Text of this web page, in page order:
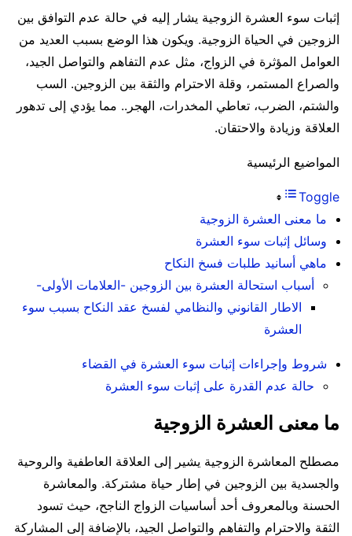
إثبات سوء العشرة الزوجية يشار إليه في حالة عدم التوافق بين
الزوجين في الحياة الزوجية. ويكون هذا الوضع بسبب العديد من
العوامل المؤثرة في الزواج، مثل عدم التفاهم والتواصل الجيد،
والصراع المستمر، وقلة الاحترام والثقة بين الزوجين. السب
والشتم، الضرب، تعاطي المخدرات، الهجر.. مما يؤدي إلى تدهور
العلاقة وزيادة والاحتقان.
المواضيع الرئيسية
Toggle
ما معنى العشرة الزوجية
وسائل إثبات سوء العشرة
ماهي أسانيد طلبات فسخ النكاح
أسباب استحالة العشرة بين الزوجين -العلامات الأولى-
الاطار القانوني والنظامي لفسخ عقد النكاح بسبب سوء
العشرة
شروط وإجراءات إثبات سوء العشرة في القضاء
حالة عدم القدرة على إثبات سوء العشرة
ما معنى العشرة الزوجية
مصطلح المعاشرة الزوجية يشير إلى العلاقة العاطفية والروحية
والجسدية بين الزوجين في إطار حياة مشتركة. والمعاشرة
الحسنة وبالمعروف أحد أساسيات الزواج الناجح، حيث تسود
الثقة والاحترام والتفاهم والتواصل الجيد، بالإضافة إلى المشاركة